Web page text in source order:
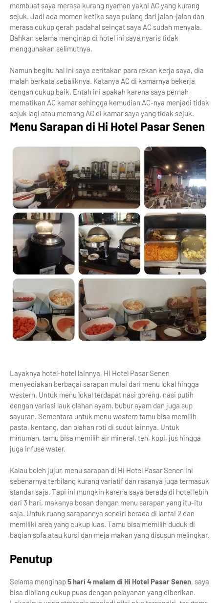
membuat saya merasa kurang nyaman yakni AC yang kurang
sejuk. Jadi ada momen ketika saya pulang dari jalan-jalan dan
merasa cukup gerah padahal seingat saya AC sudah menyala.
Bahkan selama menginap di hotel ini saya nyaris tidak
menggunakan selimutnya.
Namun begitu hal ini saya ceritakan para rekan kerja saya, dia
malah berkata sebaliknya. Katanya AC di kamarnya bekerja
dengan cukup baik. Entah ini apakah karena saya pernah
mematikan AC kamar sehingga kemudian AC-nya menjadi tidak
sejuk lagi atau memang AC di kamar saya yang tidak sejuk.
Menu Sarapan di Hi Hotel Pasar Senen
Layaknya hotel-hotel lainnya, Hi Hotel Pasar Senen
menyediakan berbagai sarapan mulai dari menu lokal hingga
western. Untuk menu lokal terdapat nasi goreng, nasi putih
dengan variasi lauk olahan ayam, bubur ayam dan juga sup
sayuran. Sementara untuk menu western tamu bisa memilih
pasta, kentang, dan olahan roti di sudut lainnya. Untuk
minuman, tamu bisa memilih air mineral, teh, kopi, jus hingga
juga infuse water.
Kalau boleh jujur, menu sarapan di Hi Hotel Pasar Senen ini
sebenarnya terbilang kurang variatif dan rasanya juga termasuk
standar saja. Tapi ini mungkin karena saya berada di hotel lebih
dari 3 hari, makanya bosan dengan menu sarapan yang itu-itu
saja. Untuk ruang sarapannya sendiri berada di lantai 2 dan
memiliki area yang cukup luas. Tamu bisa memilih duduk di
bagian sofa atau kursi dan meja makan yang disusun melingkar.
Penutup
Selama menginap5 hari 4 malam di Hi Hotel Pasar Senen, saya
bisa dibilang cukup puas dengan pelayanan yang diberikan.